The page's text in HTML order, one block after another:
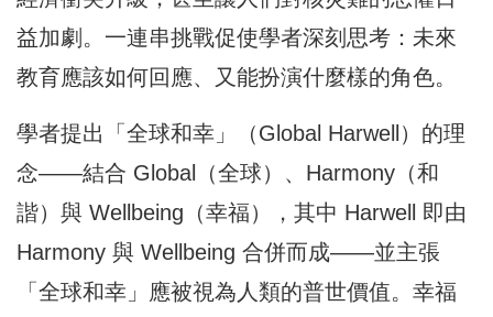
益加劇。一連串挑戰促使學者深刻思考：未來
教育應該如何回應、又能扮演什麼樣的角色。
學者提出「全球和幸」（Global Harwell）的理
念——結合 Global（全球）、Harmony（和
諧）與 Wellbeing（幸福），其中 Harwell 即由
Harmony 與 Wellbeing 合併而成——並主張
「全球和幸」應被視為人類的普世價值。幸福